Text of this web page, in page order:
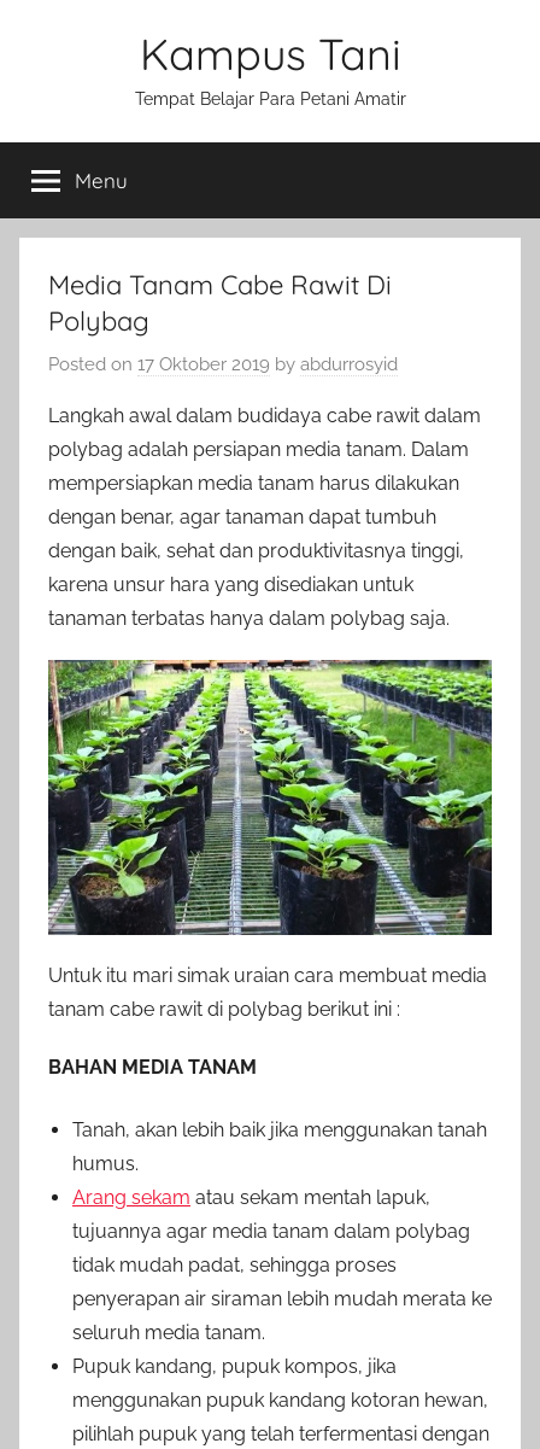
Kampus Tani
Tempat Belajar Para Petani Amatir
Menu
Media Tanam Cabe Rawit Di
Polybag
Posted on 17 Oktober 2019 by abdurrosyid
Langkah awal dalam budidaya cabe rawit dalam
polybag adalah persiapan media tanam. Dalam
mempersiapkan media tanam harus dilakukan
dengan benar, agar tanaman dapat tumbuh
dengan baik, sehat dan produktivitasnya tinggi,
karena unsur hara yang disediakan untuk
tanaman terbatas hanya dalam polybag saja.
Untuk itu mari simak uraian cara membuat media
tanam cabe rawit di polybag berikut ini :
BAHAN MEDIA TANAM
Tanah, akan lebih baik jika menggunakan tanah
humus.
Arang sekam atau sekam mentah lapuk,
tujuannya agar media tanam dalam polybag
tidak mudah padat, sehingga proses
penyerapan air siraman lebih mudah merata ke
seluruh media tanam.
Pupuk kandang, pupuk kompos, jika
menggunakan pupuk kandang kotoran hewan,
pilihlah pupuk yang telah terfermentasi dengan